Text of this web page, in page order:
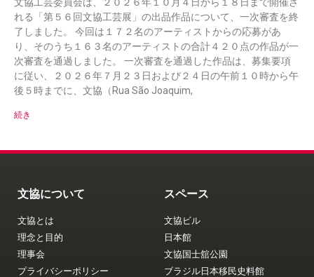
れる「第５６回文協工芸展」の出品作品について、一次審査を終
了しました。 今回は１７２名のアーティストからの応募があ
り、そのうち１６３名のアーティストの合計４２０点の作品が一
次審査を通過しました。 一次審査を通過した作品は、募集要項
に従い、２０２６年７月２３日および２４日の午前１０時から午
後５時までに、文協（Rua São Joaquim,
続き
文協について
文協とは
理念と目的
理事会
プライバシーポリシー
スペース
文協ビル
日本館
文協国士舘公園
ブラジル日本移民史料館